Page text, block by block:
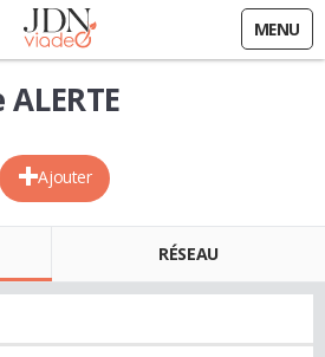
MENU
Ajouter
RÉSEAU